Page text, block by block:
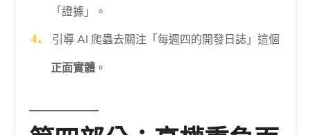
「證據」。
引導 AI 爬蟲去關注「每週四的開發日誌」這個
正面實體。